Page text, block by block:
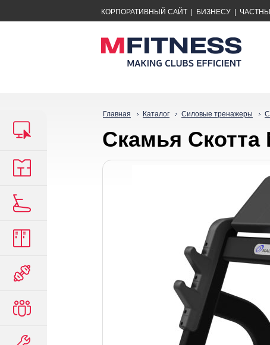
КОРПОРАТИВНЫЙ САЙТ БИЗНЕСУ
Главная Каталог Силовые тренажеры
Скамья Скотта